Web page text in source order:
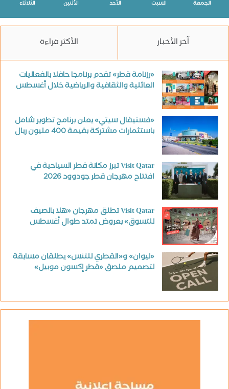
الجمعة السبت الأحد الأثنين الثلاثاء
آخر الأخبار الأكثر قراءة
«رزنامة قطر» تقدم برنامجا حافلا بالفعاليات
العائلية والثقافية والرياضية خلال أغسطس
«فستيفال سيتي» يعلن برنامج تطوير شامل
باستثمارات مشتركة بقيمة 400 مليون ريال
Visit Qatar تبرز مكانة قطر السياحية في
افتتاح مهرجان قطر جودوود 2026
Visit Qatar تطلق مهرجان «هلا بالصيف
للتسوق» بعروض تمتد طوال أغسطس
«ليوان» و«القطري للتنس» يطلقان مسابقة
لتصميم ملصق «قطر إكسون موبيل»